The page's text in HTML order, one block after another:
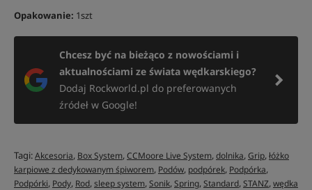
Opakowanie: 1szt
Chcesz być na bieżąco z nowościami i
aktualnościami ze świata wędkarskiego?
Dodaj Rockworld.pl do preferowanych
źródeł w Google!
Tagi:Akcesoria, Box System,CCMoore Live System,dolnika,Grip,łóżko
karpiowe z dedykowanym śpiworem, Podów, podpórek, Podpórka,
Podpórki, Pody, Rod,sleep system,Sonik,Spring,Standard,STANZ,wędka